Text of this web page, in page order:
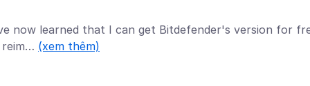
now learned that I can get Bitdefender's version for
reim… (xem thêm)